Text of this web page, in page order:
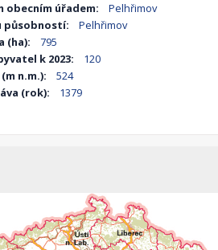
obecním úřadem:
Pelhřimov
působností:
Pelhřimov
(ha):
795
k 2023:
120
n.m.):
524
(rok):
1379